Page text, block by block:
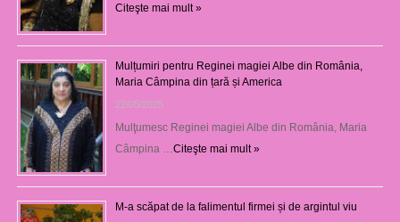
Citeşte mai mult »
Mulțumiri pentru Reginei magiei Albe din România,
Maria Câmpina din țară și America
22/05/2025
Mulţumesc Reginei magiei Albe din România, Maria
Câmpina … Citeşte mai mult »
M-a scăpat de la falimentul firmei și de argintul viu